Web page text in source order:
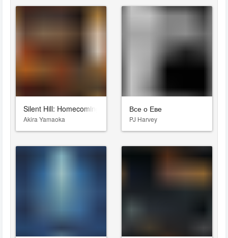
Silent Hill: Homecoming
Akira Yamaoka
Все о Еве
PJ Harvey